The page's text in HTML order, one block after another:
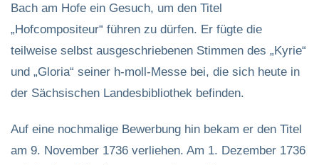
Bach am Hofe ein Gesuch, um den Titel
„Hofcompositeur“ führen zu dürfen. Er fügte die
teilweise selbst ausgeschriebenen Stimmen des „Kyrie“
und „Gloria“ seiner h-moll-Messe bei, die sich heute in
der Sächsischen Landesbibliothek befinden.
Auf eine nochmalige Bewerbung hin bekam er den Titel
am 9. November 1736 verliehen. Am 1. Dezember 1736